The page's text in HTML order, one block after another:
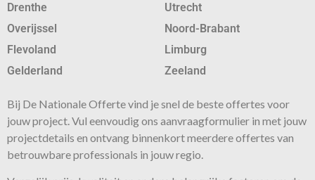
Drenthe
Overijssel
Flevoland
Gelderland
Utrecht
Noord-Brabant
Limburg
Zeeland
Bij De Nationale Offerte vind je snel de besteoffertes voor
jouw project. Vul eenvoudig ons aanvraagformulier in met jouw
projectdetails en ontvang binnenkort meerdere offertes van
betrouwbare professionals in jouw regio.